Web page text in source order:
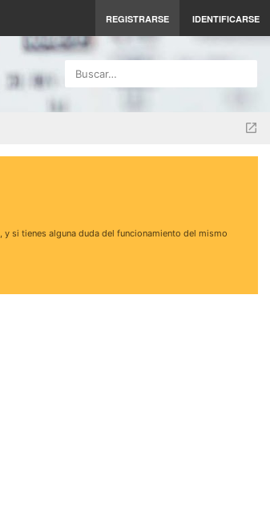
REGISTRARSE IDENTIFICARSE
Buscar…
, y si tienes alguna duda del funcionamiento del mismo